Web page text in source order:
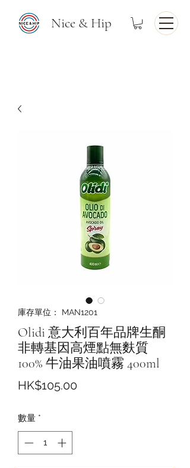
Nice & Hip
庫存單位： MAN1201
Olidi 意大利百年品牌生酮
非轉基因高煙點無麩質
100% 牛油果油噴霧 400ml
HK$105.00價
數量 *